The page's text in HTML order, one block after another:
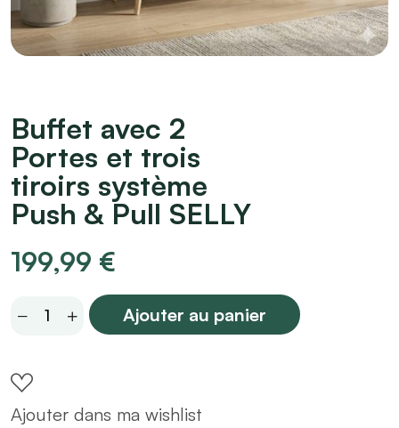
Buffet avec 2
Portes et trois
tiroirs système
Push & Pull SELLY
199,99 €
Buffet
Portes
et
Ajouter au panier
Ajouter dans ma wishlist